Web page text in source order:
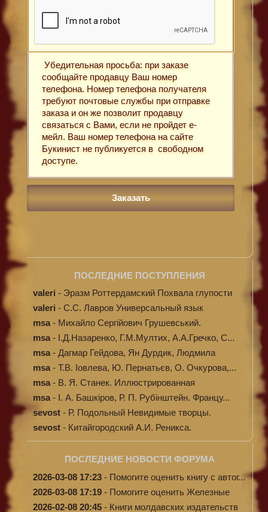
Убедительная просьба: при заказе
сообщайте продавцу Ваш номер
телефона. Номер телефона получателя
требуют почтовые службы при отправке
заказа и он же позволит продавцу
связаться с Вами, если не пройдет е-
мейл. Ваш номер телефона на сайте
Букинист не публикуется в свободном
доступе.
ПОСЛЕДНИЕ ПОСТУПЛЕНИЯ
valeri - Эразм Роттердамский Похвала глупости
valeri - C.С. Лавров Универсальный язык
программи...
msa - Михайло Сергійович Грушевський.
Ілюстров...
msa - І.Д.Назаренко, Г.М.Мултих, А.А.Гречко, С...
msa - Дагмар Гейдова, Ян Дурдик, Людмила
Кибал...
msa - Т.В. Іовлева, Ю. Пернатьєв, О. Очкурова,...
msa - В. Я. Станек. Иллюстрированная
энциклопе...
msa - І. А. Башкіров, Р. П. Рубінштейн. Францу...
sevost - Р. Подольный Невидимые творцы.
sevost - Китайгородский А.И. Реникса.
ПОСЛЕДНИЕ НОВОСТИ ФОРУМА
2026-03-08 17:23 - Помогите оценить книгу с автог...
2026-03-08 17:19 - Помогите оценить Железные
доро...
2026-02-08 20:45 - Книги молдавских издательств